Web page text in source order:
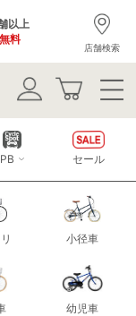
以上
料
店舗検索
小径車
幼児車
PB セール